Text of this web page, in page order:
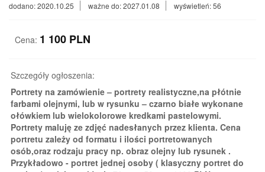
dodano: 2020.10.25 ważne do: 2027.01.08 wyświetleń: 56
Cena: 1 100 PLN
Szczegóły ogłoszenia:
Portrety na zamówienie – portrety realistyczne,na płótnie
farbami olejnymi, lub w rysunku – czarno białe wykonane
ołówkiem lub wielokolorowe kredkami pastelowymi.
Portrety maluję ze zdjęć nadesłanych przez klienta. Cena
portretu zależy od formatu i ilości portretowanych
osób,oraz rodzaju pracy np. obraz olejny lub rysunek .
Przykładowo - portret jednej osoby ( klasyczny portret do